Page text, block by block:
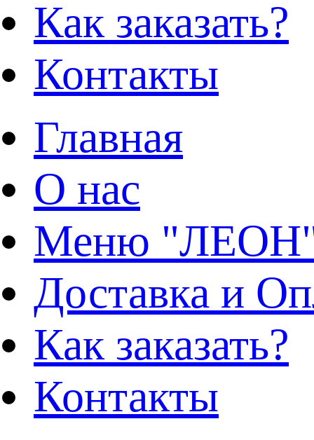
Как заказать?
Контакты
Главная
О нас
Меню
Доставка и
Как заказать?
Контакты